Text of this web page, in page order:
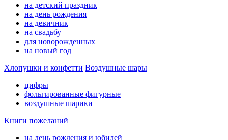
на детский праздник
на день рождения
на девичник
на свадьбу
для новорожденных
на новый год
Хлопушки и конфетти Воздушные шары
цифры
фольгированные фигурные
воздушные шарики
Книги пожеланий
на день рождения и юбилей